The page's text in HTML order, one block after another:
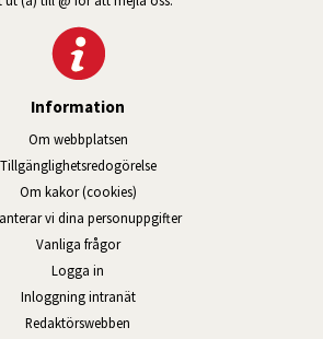
Information
Om webbplatsen
Tillgänglig­hets­redo­görelse
Om kakor (cookies)
vi dina personuppgifter
Vanliga frågor
Logga in
Inloggning intranätÖppnas i nytt fönster.
Redaktörswebben